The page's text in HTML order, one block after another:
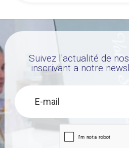
Suivez l'actualité de
inscrivant a notre